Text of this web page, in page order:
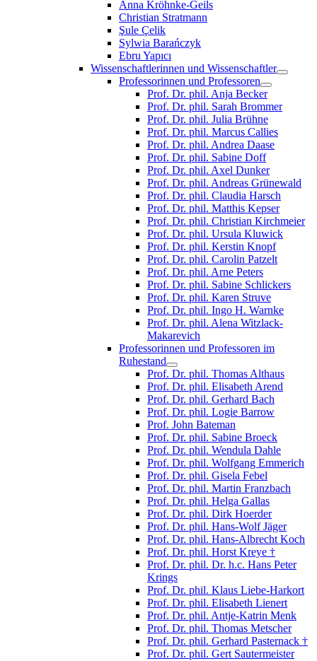
Anna Kröhnke-Geils
Christian Stratmann
Şule Çelik
Sylwia Barańczyk
Ebru Yapıcı
Wissenschaftlerinnen und Wissenschaftler
Professorinnen und Professoren
Prof. Dr. phil. Anja Becker
Prof. Dr. phil. Sarah Brommer
Prof. Dr. phil. Julia Brühne
Prof. Dr. phil. Marcus Callies
Prof. Dr. phil. Andrea Daase
Prof. Dr. phil. Sabine Doff
Prof. Dr. phil. Axel Dunker
Prof. Dr. phil. Andreas Grünewald
Prof. Dr. phil. Claudia Harsch
Prof. Dr. phil. Matthis Kepser
Prof. Dr. phil. Christian Kirchmeier
Prof. Dr. phil. Ursula Kluwick
Prof. Dr. phil. Kerstin Knopf
Prof. Dr. phil. Carolin Patzelt
Prof. Dr. phil. Arne Peters
Prof. Dr. phil. Sabine Schlickers
Prof. Dr. phil. Karen Struve
Prof. Dr. phil. Ingo H. Warnke
Prof. Dr. phil. Alena Witzlack-
Makarevich
Professorinnen und Professoren im
Ruhestand
Prof. Dr. phil. Thomas Althaus
Prof. Dr. phil. Elisabeth Arend
Prof. Dr. phil. Gerhard Bach
Prof. Dr. phil. Logie Barrow
Prof. John Bateman
Prof. Dr. phil. Sabine Broeck
Prof. Dr. phil. Wendula Dahle
Prof. Dr. phil. Wolfgang Emmerich
Prof. Dr. phil. Gisela Febel
Prof. Dr. phil. Martin Franzbach
Prof. Dr. phil. Helga Gallas
Prof. Dr. phil. Dirk Hoerder
Prof. Dr. phil. Hans-Wolf Jäger
Prof. Dr. phil. Hans-Albrecht Koch
Prof. Dr. phil. Horst Kreye †
Prof. Dr. phil. Dr. h.c. Hans Peter
Krings
Prof. Dr. phil. Klaus Liebe-Harkort
Prof. Dr. phil. Elisabeth Lienert
Prof. Dr. phil. Antje-Katrin Menk
Prof. Dr. phil. Thomas Metscher
Prof. Dr. phil. Gerhard Pasternack †
Prof. Dr. phil. Gert Sautermeister